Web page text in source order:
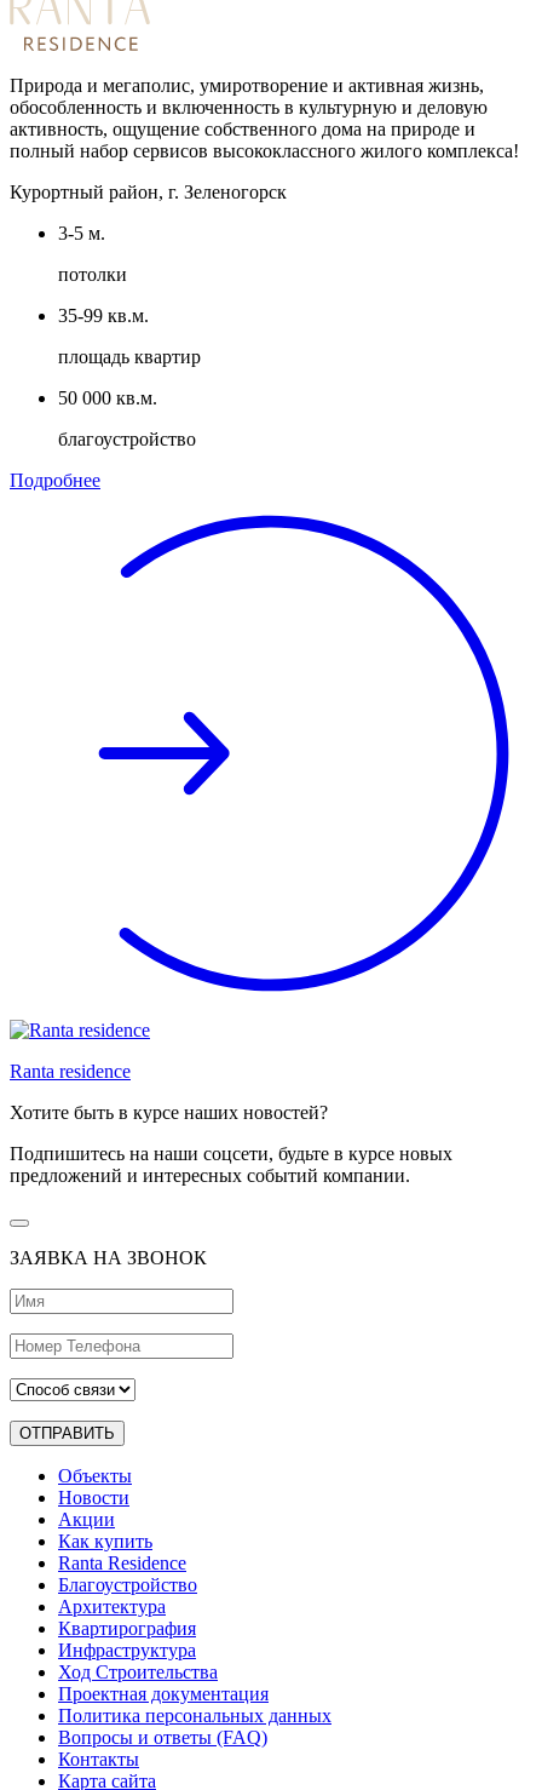
Природа и мегаполис, умиротворение и активная жизнь,
обособленность и включенность в культурную и деловую
активность, ощущение собственного дома на природе и
полный набор сервисов высококлассного жилого комплекса!
Курортный район, г. Зеленогорск
3-5 м.
потолки
35-99 кв.м.
площадь квартир
50 000 кв.м.
благоустройство
Подробнее
Ranta residence
Хотите быть в курсе наших новостей?
Подпишитесь на наши соцсети, будьте в курсе новых
предложений и интересных событий компании.
ЗАЯВКА НА ЗВОНОК
ОТПРАВИТЬ
Объекты
Новости
Акции
Как купить
Ranta Residence
Благоустройство
Архитектура
Квартирография
Инфраструктура
Ход Строительства
Проектная документация
Политика персональных данных
Вопросы и ответы (FAQ)
Контакты
Карта сайта